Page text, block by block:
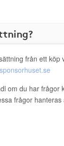
från ett köp
om du har frågor
frågor hanteras